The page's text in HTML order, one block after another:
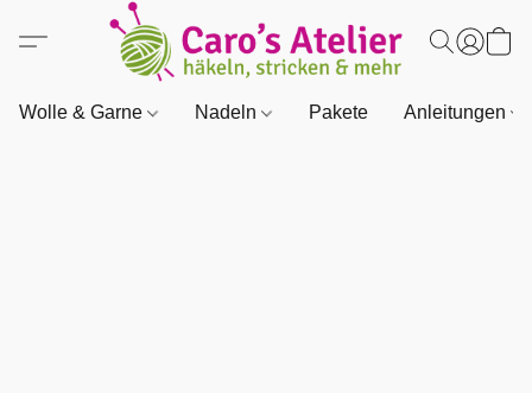
Wolle & Garne Nadeln Pakete Anleitungen